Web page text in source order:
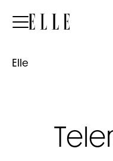
Elle
Elle